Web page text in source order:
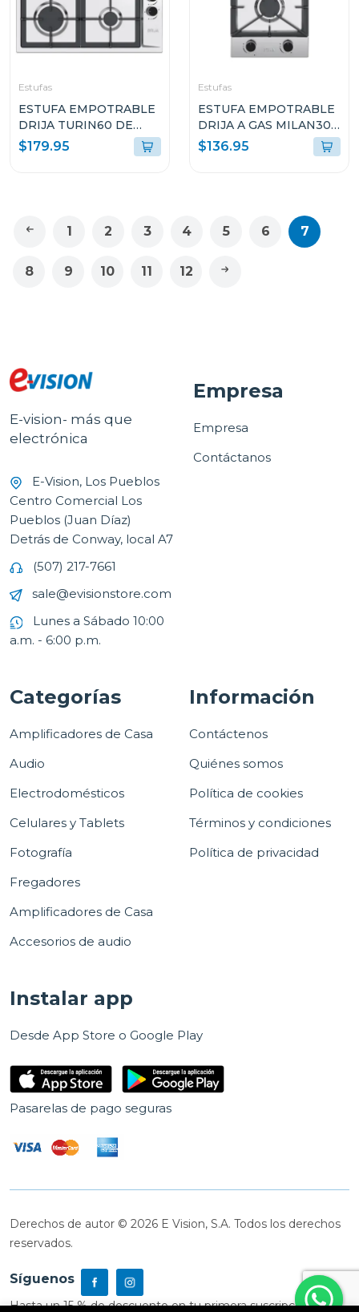
Estufas
ESTUFA EMPOTRABLE
DRIJA TURIN60 DE
60CM CON 4
QUEMADORES
$179.95
Estufas
ESTUFA EMPOTRABLE
DRIJA A GAS MILAN30
CON 2 QUEMADORES
$136.95
1 2 3 4 5 6 7
8 9 10 11 12
E-vision- más que
electrónica
E-Vision, Los Pueblos
Centro Comercial Los
Pueblos (Juan Díaz)
Detrás de Conway, local A7
(507) 217-7661
sale@evisionstore.com
Lunes a Sábado 10:00
a.m. - 6:00 p.m.
Empresa
Empresa
Contáctanos
Categorías
Amplificadores de Casa
Audio
Electrodomésticos
Celulares y Tablets
Fotografía
Fregadores
Amplificadores de Casa
Accesorios de audio
Información
Contáctenos
Quiénes somos
Política de cookies
Términos y condiciones
Política de privacidad
Instalar app
Desde App Store o Google Play
Pasarelas de pago seguras
Derechos de autor © 2026 E Vision, S.A. Todos los derechos
reservados.
Síguenos
Hasta un 15 % de descuento en tu primera suscripción